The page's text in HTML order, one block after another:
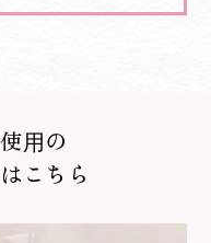
⽤の
こちら